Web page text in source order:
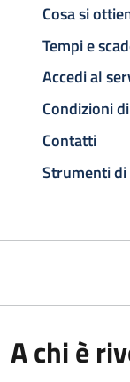
Cosa si
Tempi e
Accedi al
Condizioni
Contatti
Strumenti
A chi è